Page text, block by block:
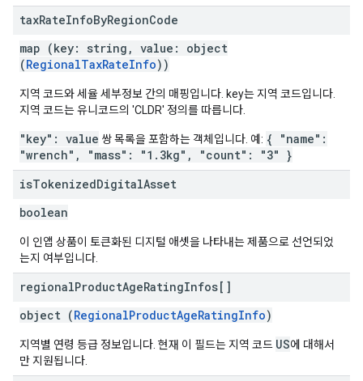
taxRateInfoByRegionCode
map (key: string, value: object
(RegionalTaxRateInfo))
지역 코드와 세율 세부정보 간의 매핑입니다. key는 지역 코드입니다.
지역 코드는 유니코드의 'CLDR' 정의를 따릅니다.
"key": value 쌍 목록을 포함하는 객체입니다. 예: { "name":
"wrench", "mass": "1.3kg", "count": "3" }
isTokenizedDigitalAsset
boolean
이 인앱 상품이 토큰화된 디지털 애셋을 나타내는 제품으로 선언되었
는지 여부입니다.
regionalProductAgeRatingInfos[]
object (RegionalProductAgeRatingInfo)
지역별 연령 등급 정보입니다. 현재 이 필드는 지역 코드 US에 대해서
만 지원됩니다.